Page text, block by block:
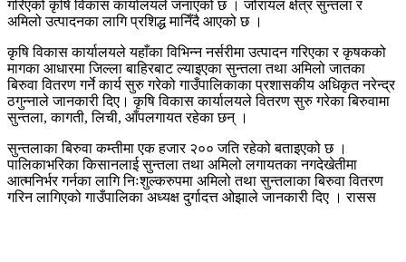
गरिएको कृषि विकास कार्यालयले जनाएको छ । जोरायल क्षेत्र सुन्तला र
अमिलो उत्पादनका लागि प्रशिद्ध मानिँदै आएको छ ।
कृषि विकास कार्यालयले यहाँका विभिन्न नर्सरीमा उत्पादन गरिएका र कृषकको
मागका आधारमा जिल्ला बाहिरबाट ल्याइएका सुन्तला तथा अमिलो जातका
बिरुवा वितरण गर्ने कार्य सुरु गरेको गाउँपालिकाका प्रशासकीय अधिकृत नरेन्द्र
ठगुन्नाले जानकारी दिए। कृषि विकास कार्यालयले वितरण सुरु गरेका बिरुवामा
सुन्तला, कागती, लिची, आँपलगायत रहेका छन् ।
सुन्तलाका बिरुवा कम्तीमा एक हजार २०० जति रहेको बताइएको छ ।
पालिकाभरिका किसानलाई सुन्तला तथा अमिलो लगायतका नगदेखेतीमा
आत्मनिर्भर गर्नका लागि निःशुल्करुपमा अमिलो तथा सुन्तलाका बिरुवा वितरण
गरिन लागिएको गाउँपालिका अध्यक्ष दुर्गादत्त ओझाले जानकारी दिए । रासस